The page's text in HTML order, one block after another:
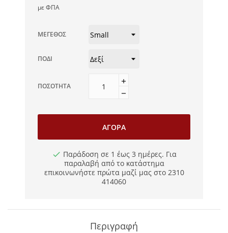
με ΦΠΑ
ΜΈΓΕΘΟΣ
ΠΌΔΙ
ΠΟΣΌΤΗΤΑ
ΑΓΟΡΆ
Παράδοση σε 1 έως 3 ημέρες. Για
παραλαβή από το κατάστημα
επικοινωνήστε πρώτα μαζί μας στο 2310
414060
Περιγραφή